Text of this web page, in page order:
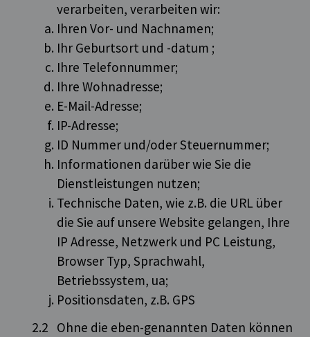
verarbeiten, verarbeiten wir:
Ihren Vor- und Nachnamen;
Ihr Geburtsort und -datum ;
Ihre Telefonnummer;
Ihre Wohnadresse;
E-Mail-Adresse;
IP-Adresse;
ID Nummer und/oder Steuernummer;
Informationen darüber wie Sie die
Dienstleistungen nutzen;
Technische Daten, wie z.B. die URL über
die Sie auf unsere Website gelangen, Ihre
IP Adresse, Netzwerk und PC Leistung,
Browser Typ, Sprachwahl,
Betriebssystem, ua;
Positionsdaten, z.B. GPS
Ohne die eben-genannten Daten können